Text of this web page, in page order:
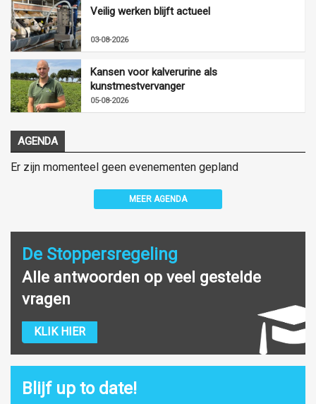
Veilig werken blijft actueel
03-08-2026
Kansen voor kalverurine als
kunstmestvervanger
05-08-2026
AGENDA
Er zijn momenteel geen evenementen gepland
MEER AGENDA
De Stoppersregeling
Alle antwoorden op veel gestelde
vragen
KLIK HIER
Blijf up to date!